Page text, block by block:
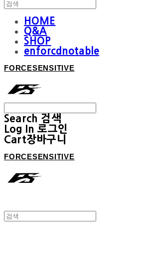
HOME
Q&A
SHOP
enforcdnotable
FORCESENSITIVE
Search 검색
Log In 로그인
Cart장바구니
FORCESENSITIVE